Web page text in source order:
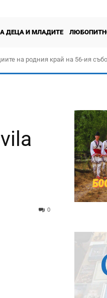
ДЕЦА И МЛАДИТЕ
на родния край на 56-ия
0